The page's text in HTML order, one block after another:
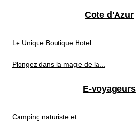
Cote d'Azur
Le Unique Boutique Hotel :...
Plongez dans la magie de la...
E-voyageurs
Camping naturiste et...